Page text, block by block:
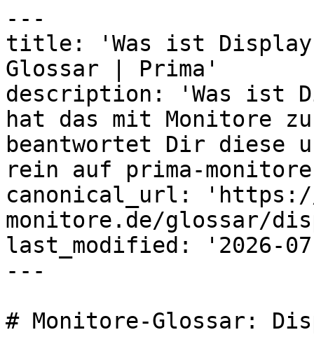
---
title: 'Was ist
Glossar | Prima'
description: 'Was ist
hat das mit Monitore
beantwortet Dir diese
rein auf prima-
canonical_url: 'https://
monitore.de/glossar/
last_modified: '2026-
---
# Monitore-Glossar: